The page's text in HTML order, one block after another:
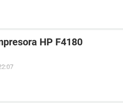
HP F4180